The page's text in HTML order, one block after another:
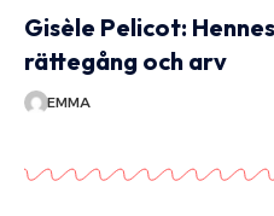
Gisèle Pelicot:
rättegång och arv
EMMA